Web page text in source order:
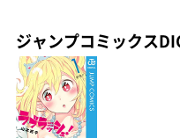
ジャンプコミックス